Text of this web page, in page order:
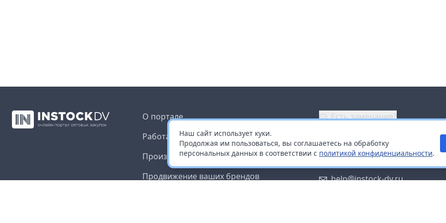
Наш сайт использует куки.
Продолжая им пользоваться, вы соглашаетесь на обработку
персональных данных в соответствии с политикой конфиденциальности.
О портале
Работа с платформой
Производителям и дистрибьюторам
Продвижение ваших брендов
Есть замечания?
Заказать звонок
help@instock-dv.ru